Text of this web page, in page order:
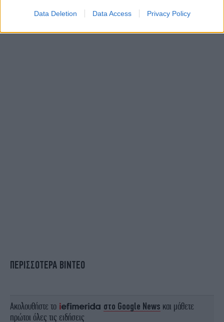
Data Deletion Data Access Privacy Policy
ΠΕΡΙΣΣΟΤΕΡΑ ΒΙΝΤΕΟ
Ακολουθήστε το στο Google News και μάθετε
πρώτοι όλες τις ειδήσεις